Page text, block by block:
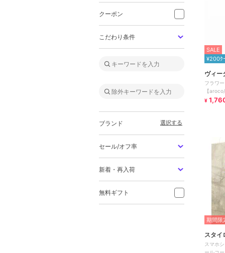
クーポン
こだわり条件
ブランド 選択する
セール/オフ率
新着・再入荷
無料ギフト
SALE
¥200ｸ
ヴィー
フラワ
【
¥
期間限
スタイ
スマホ